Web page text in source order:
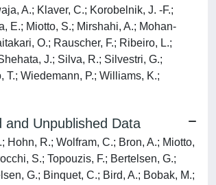
A.; Klaver, C.; Korobelnik, J. -F.;
E.; Miotto, S.; Mirshahi, A.; Mohan-
O.; Rauscher, F.; Ribeiro, L.;
J.; Silva, R.; Silvestri, G.;
T.; Wiedemann, P.; Williams, K.;
Unpublished Data
Hohn, R.; Wolfram, C.; Bron, A.; Miotto,
S.; Topouzis, F.; Bertelsen, G.;
G.; Binquet, C.; Bird, A.; Bobak, M.;